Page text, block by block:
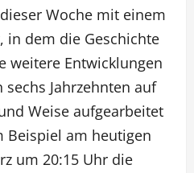
Woche mit einem
in dem die Geschichte
weitere Entwicklungen
Jahrzehnten auf
Weise aufgearbeitet
Beispiel am heutigen
um 20:15 Uhr die